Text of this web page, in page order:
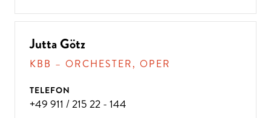
Jutta Götz
KBB – ORCHESTER, OPER
TELEFON
+49 911 / 215 22 - 144